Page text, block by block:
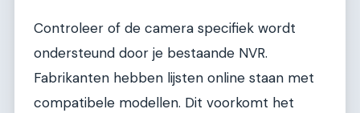
Controleer of de camera specifiek wordt
ondersteund door je bestaande NVR.
Fabrikanten hebben lijsten online staan met
compatibele modellen. Dit voorkomt het